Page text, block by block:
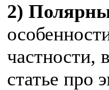
2)
частности,
статье про